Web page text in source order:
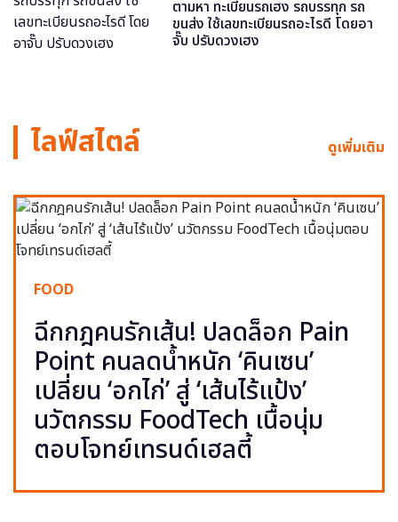
ตามหา ทะเบียนรถเฮง รถบรรทุก รถ
ขนส่ง ใช้เลขทะเบียนรถอะไรดี โดยอา
จั๊บ ปรับดวงเฮง
ไลฟ์สไตล์ ดูเพิ่มเติม
FOOD
ฉีกกฎคนรักเส้น! ปลดล็อก Pain
Point คนลดน้ำหนัก ‘คินเซน’
เปลี่ยน ‘อกไก่’ สู่ ‘เส้นไร้แป้ง’
นวัตกรรม FoodTech เนื้อนุ่ม
ตอบโจทย์เทรนด์เฮลตี้